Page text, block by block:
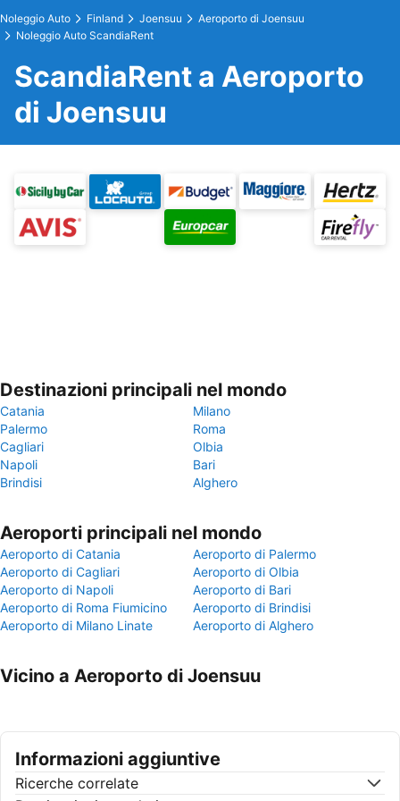
Noleggio Auto Finland Joensuu
Aeroporto di Joensuu
Noleggio Auto ScandiaRent
ScandiaRent a Aeroporto
di Joensuu
Destinazioni principali nel mondo
Catania
Milano
Palermo
Roma
Cagliari
Olbia
Napoli
Bari
Brindisi
Alghero
Aeroporti principali nel mondo
Aeroporto di Catania
Aeroporto di Palermo
Aeroporto di Cagliari
Aeroporto di Olbia
Aeroporto di Napoli
Aeroporto di Bari
Aeroporto di Roma Fiumicino
Aeroporto di Brindisi
Aeroporto di Milano Linate
Aeroporto di Alghero
Vicino a Aeroporto di Joensuu
Informazioni aggiuntive
Ricerche correlate